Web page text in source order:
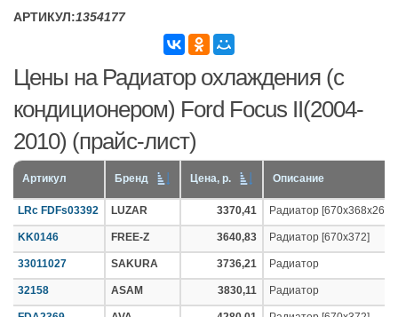
АРТИКУЛ:1354177
Цены на Радиатор охлаждения (с
кондиционером) Ford Focus II(2004-
2010) (прайс-лист)
Артикул Бренд Цена, р. Описание
LRc FDFs03392 LUZAR 3370,41 Радиатор [670x368х26]
KK0146 FREE-Z 3640,83 Радиатор [670x372]
33011027 SAKURA 3736,21 Радиатор
32158 ASAM 3830,11 Радиатор